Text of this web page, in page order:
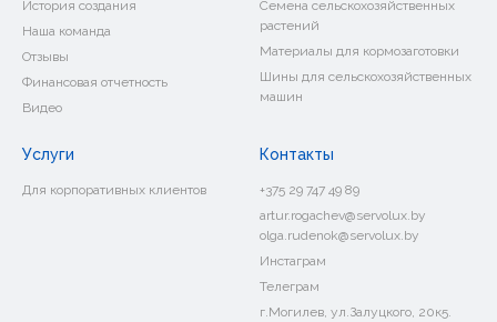
История создания
Наша команда
Отзывы
Финансовая отчетность
Видео
Семена сельскохозяйственных
растений
Материалы для кормозаготовки
Шины для сельскохозяйственных
машин
Услуги
Для корпоративных клиентов
Контакты
+375 29 747 49 89
artur.rogachev@servolux.by
olga.rudenok@servolux.by
Инстаграм
Телеграм
г.Могилев, ул.Залуцкого, 20к5.